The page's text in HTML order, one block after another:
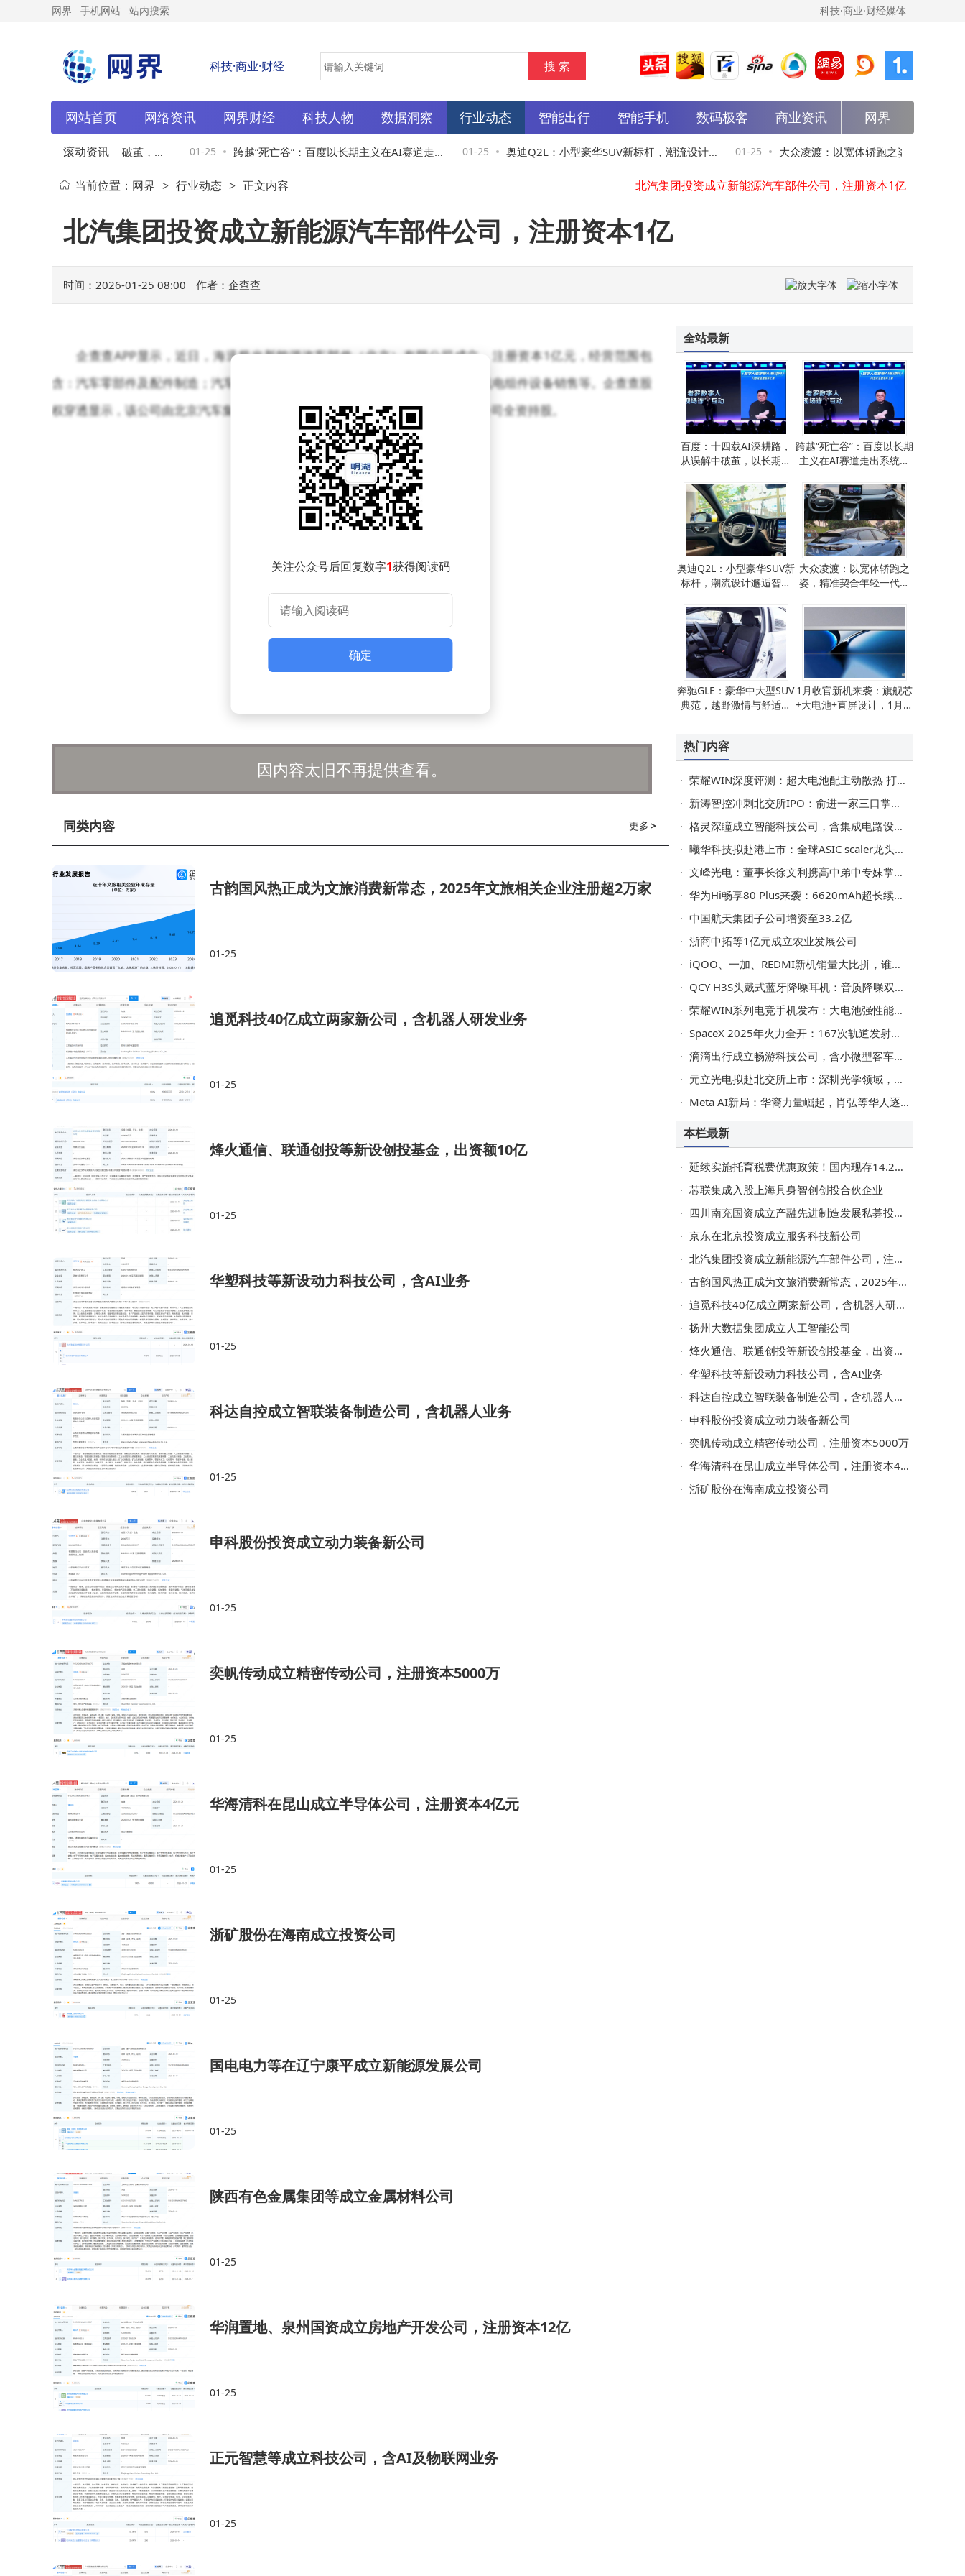
网界 手机网站 站内搜索 科技·商业·财经媒体
科技·商业·财经
网站首页 网络资讯 网界财经 科技人物 数据洞察 行业动态 智能出行 智能手机 数码极客 商业资讯 网界
滚动资讯
AI深耕路，从误解中破茧，以
价值快车道
01-25 跨越“死亡谷”：百度以长期主义在AI赛道走出
系统性优势之路
01-25 奥迪Q2L：小型豪华SUV新标杆，潮流设计
邂逅智能科技，年轻人的个性之选
01-25 大众凌渡：以宽体轿跑之姿，精准契合年
一代个性出行新需求
科达自控成立智联装备制造公司，含机器人业务
芯联集成入股上海具身智创创投合伙企业
四川南充国资成立产融先进制造发展私募投资基金，出资额30亿
北汽集团投资成立新能源汽车部件公司，注册资本1亿
追觅科技40亿成立两家新公司，含机器人研发业务
科达自控成立智联装备制造公司，含机器人业务
芯联集成入股上海具身智创创投合伙企业
当前位置： 网界 > 行业动态 > 正文内容
北汽集团投资成立新能源汽车部件公司，注册资本1亿
时间：2026-01-25 08:00 作者：企查查
企查查APP显示，近日，海迅极光新能源汽车部件（北京）有限公司成立，注册资本1亿元，经营范围包
含：汽车零部件及配件制造；汽车零配件批发；汽车零配件零售；电子元器件与机电组件设备销售等。企查查股
权穿透显示，该公司由北京汽车集团有限公司旗下北京海纳川汽车部件股份有限公司全资持股。
关注公众号后回复数字1获得阅读码
确定
因内容太旧不再提供查看。
更多>
同类内容
古韵国风热正成为文旅消费新常态，2025年文旅相关企业注册超2万家
01-25
追觅科技40亿成立两家新公司，含机器人研发业务
01-25
烽火通信、联通创投等新设创投基金，出资额10亿
01-25
华塑科技等新设动力科技公司，含AI业务
01-25
科达自控成立智联装备制造公司，含机器人业务
01-25
申科股份投资成立动力装备新公司
01-25
奕帆传动成立精密传动公司，注册资本5000万
01-25
华海清科在昆山成立半导体公司，注册资本4亿元
01-25
浙矿股份在海南成立投资公司
01-25
国电电力等在辽宁康平成立新能源发展公司
01-25
陕西有色金属集团等成立金属材料公司
01-25
华润置地、泉州国资成立房地产开发公司，注册资本12亿
01-25
正元智慧等成立科技公司，含AI及物联网业务
01-25
全站最新
百度：十四载AI深耕路，
从误解中破茧，以长期主
跨越“死亡谷”：百度以长期
主义在AI赛道走出系统性
奥迪Q2L：小型豪华SUV新
标杆，潮流设计邂逅智能
大众凌渡：以宽体轿跑之
姿，精准契合年轻一代个
奔驰GLE：豪华中大型SUV
典范，越野激情与舒适驾
1月收官新机来袭：旗舰芯
+大电池+直屏设计，1月底
热门内容
荣耀WIN深度评测：超大电池配主动散热 打造电竞旗舰新标杆
新涛智控冲刺北交所IPO：俞进一家三口掌控超七成表决权 业绩现波动
格灵深瞳成立智能科技公司，含集成电路设计业务
曦华科技拟赴港上市：全球ASIC scaler龙头，出货量领先但尚未盈利
文峰光电：董事长徐文利携高中弟中专妹掌舵，家族控股超九成谋上市
华为Hi畅享80 Plus来袭：6620mAh超长续航搭配12GB大内存，千元价位新选择
中国航天集团子公司增资至33.2亿
浙商中拓等1亿元成立农业发展公司
iQOO、一加、REDMI新机销量大比拼，谁能在市场角逐中脱颖而出？
QCY H3S头戴式蓝牙降噪耳机：音质降噪双在线，带来舒适聆听新体验
荣耀WIN系列电竞手机发布：大电池强性能，多版本售价揭晓
SpaceX 2025年火力全开：167次轨道发射刷新纪录 星链部署再提速
滴滴出行成立畅游科技公司，含小微型客车租赁业务
元立光电拟赴北交所上市：深耕光学领域，计划募资3亿东莞证券保驾护航
Meta AI新局：华裔力量崛起，肖弘等华人逐步占据核心要位
本栏最新
延续实施托育税费优惠政策！国内现存14.2万家托育相关企业
芯联集成入股上海具身智创创投合伙企业
四川南充国资成立产融先进制造发展私募投资基金，出资额30亿
京东在北京投资成立服务科技新公司
北汽集团投资成立新能源汽车部件公司，注册资本1亿
古韵国风热正成为文旅消费新常态，2025年文旅相关企业注册超2万家
追觅科技40亿成立两家新公司，含机器人研发业务
扬州大数据集团成立人工智能公司
烽火通信、联通创投等新设创投基金，出资额10亿
华塑科技等新设动力科技公司，含AI业务
科达自控成立智联装备制造公司，含机器人业务
申科股份投资成立动力装备新公司
奕帆传动成立精密传动公司，注册资本5000万
华海清科在昆山成立半导体公司，注册资本4亿元
浙矿股份在海南成立投资公司